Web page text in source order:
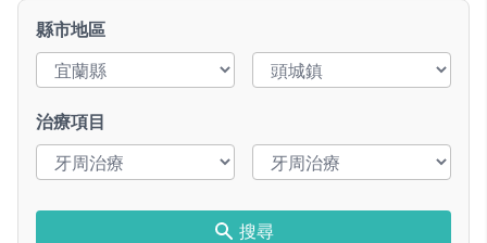
縣市地區
治療項目
搜尋